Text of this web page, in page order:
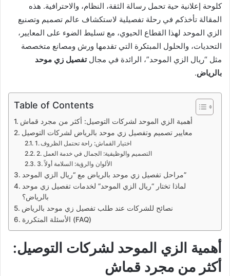
كلوحة إعلانية حية تحمل رسالة الثقة، النظام، والاحترافية. هذه
المقالة تأخذكم في رحلة تفصيلية لاستكشاف عالم تصميم وتصنيع
الزي الموحد لهذا القطاع الحيوي، مع تسليط الضوء على المعايير،
التحديات، والحلول المبتكرة التي تقدمها ورش ومصانع متخصصة
مثل “ريال الزي الموحد”، الرائدة في مجالتفصيل زي موحد
بالرياض.
Table of Contents
أهمية الزي الموحد لشركات التوصيل: أكثر من مجرد قماش
معايير تصميم وتفصيل زي موحد بالرياض لشركات التوصيل
1. اختيار القماش: راحة تحتمل الظروف
2. التصميم والوظيفية: الجمال في خدمة العمل
3. الألوان والرؤية: السلامة أولاً
مراحل تفصيل زي موحد بالرياض مع “ريال الزي الموحد”
لماذا تختار “ريال الزي الموحد” لخدمات تفصيل زي موحد
بالرياض؟
نصائح للشركات عند طلب تفصيل زي موحد بالرياض
الأسئلة المتكررة (FAQ)
أهمية الزي الموحد لشركات التوصيل:
أكثر من مجرد قماش